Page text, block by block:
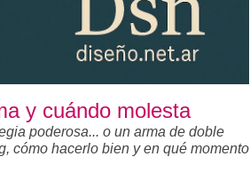
y cuándo molesta
poderosa... o un arma de doble
cómo hacerlo bien y en qué momento